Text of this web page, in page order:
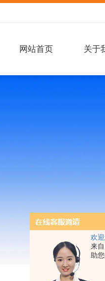
欢迎
来
助
网站首页 关于